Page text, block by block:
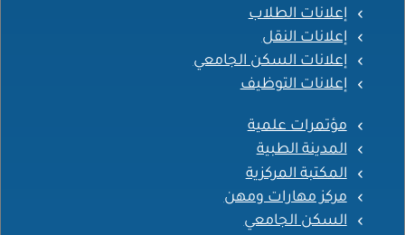
إعلانات الطلاب
إعلانات النقل
إعلانات السكن الجامعي
إعلانات التوظيف
مؤتمرات علمية
المدينة الطبية
المكتبة المركزية
مركز مهارات ومهن
السكن الجامعي